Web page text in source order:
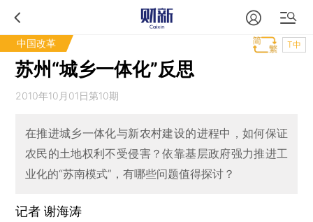
中国改革 T中
苏州“城乡一体化”反思
2010年10月01日第10期
在推进城乡一体化与新农村建设的进程中，如何保证
农民的土地权利不受侵害？依靠基层政府强力推进工
业化的“苏南模式”，有哪些问题值得探讨？
记者谢海涛